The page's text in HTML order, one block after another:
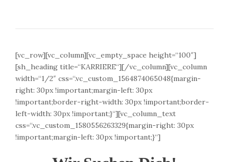
[vc_row][vc_column][vc_empty_space height=“100″]
[sh_heading title=“KARRIERE“][/vc_column][vc_column
width=“1/2″ css=“.vc_custom_1564874065048{margin-
right: 30px !important;margin-left: 30px
!important;border-right-width: 30px !important;border-
left-width: 30px !important;}“][vc_column_text
css=“.vc_custom_1580556263329{margin-right: 30px
!important;margin-left: 30px !important;}“]